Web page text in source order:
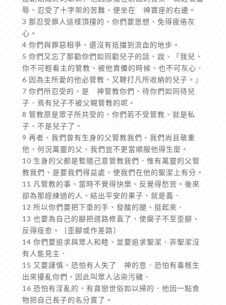
辱、忍受了十字架的苦難、便坐在 神寶座的右邊。
3 那忍受罪人這樣頂撞的、你們要思想、免得疲倦灰
心。
4 你們與罪惡相爭、還沒有抵擋到流血的地步。
5 你們又忘了那勸你們如同勸兒子的話、說、『我兒、
你不可輕看主的管教、被他責備的時候、也不可灰心．
6 因為主所愛的他必管教、又鞭打凡所收納的兒子。』
7 你們所忍受的、是 神管教你們、待你們如同待兒
子．焉有兒子不被父親管教的呢。
8 管教原是眾子所共受的、你們若不受管教、就是私
子、不是兒子了。
9 再者、我們曾有生身的父管教我們、我們尚且敬重
他、何況萬靈的父、我們豈不更當順服他得生麼。
10 生身的父都是暫隨己意管教我們．惟有萬靈的父管
教我們、是要我們得益處、使我們在他的聖潔上有分。
11 凡管教的事、當時不覺得快樂、反覺得愁苦。後來
卻為那經練過的人、結出平安的果子、就是義．
12 所以你們要把下垂的手、發酸的腿、挺起來．
13 也要為自己的腳把道路修直了、使瘸子不至歪腳、
反得痊愈。〔歪腳或作差路〕
14 你們要追求與眾人和睦、並要追求聖潔．非聖潔沒
有人能見主．
15 又要謹慎、恐怕有人失了 神的恩．恐怕有毒根生
出來擾亂你們、因此叫眾人沾染污穢．
16 恐怕有淫亂的、有貪戀世俗如以掃的．他因一點食
物把自己長子的名分賣了。